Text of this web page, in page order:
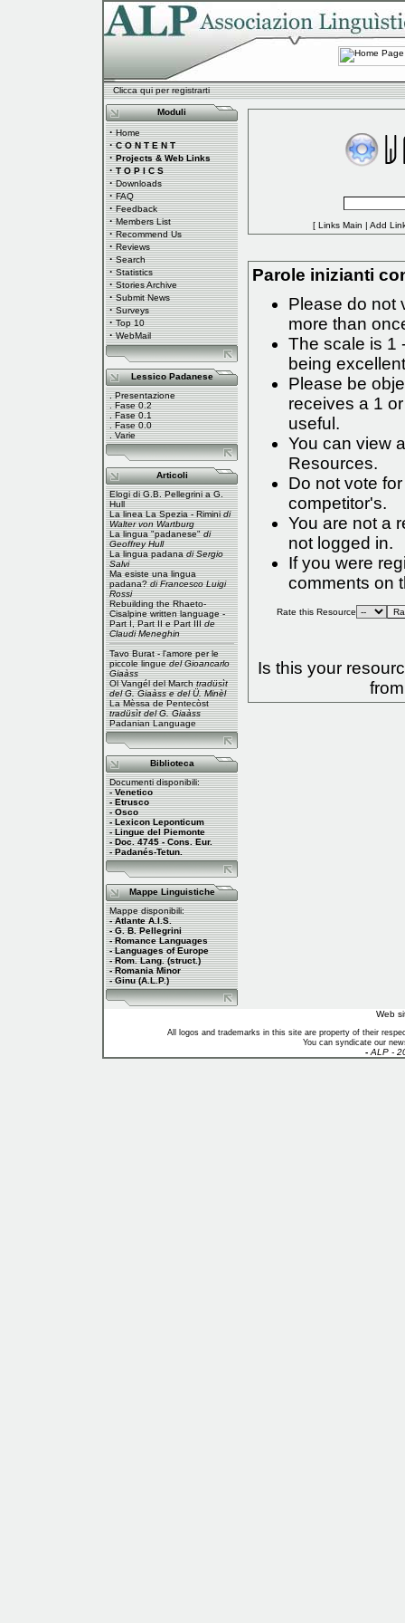
Clicca qui per registrarti
Moduli
· Home
· C O N T E N T
· Projects & Web Links
· T O P I C S
· Downloads
· FAQ
· Feedback
· Members List
· Recommend Us
· Reviews
· Search
· Statistics
· Stories Archive
· Submit News
· Surveys
· Top 10
· WebMail
Lessico Padanese
.Presentazione
.Fase 0.2
.Fase 0.1
.Fase 0.0
.Varie
Articoli
Elogi di G.B. Pellegrini a G.
Hull
La linea La Spezia - Rimini di
Walter von Wartburg
La lingua "padanese" di
Geoffrey Hull
La lingua padana di Sergio
Salvi
Ma esiste una lingua
padana? di Francesco Luigi
Rossi
Rebuilding the Rhaeto-
Cisalpine written language -
Part I,Part IIePart III de
Claudi Meneghin
Tavo Burat - l'amore per le
piccole linguedel Gioancarlo
Giaàss
Ol Vangél del March tradüsìt
del G. Giaàss e del Ü. Minèl
La Mèssa de Pentecòst
tradüsìt del G. Giaàss
Padanian Language
Biblioteca
Documenti disponibili:
- Venetico
- Etrusco
- Osco
- Lexicon Leponticum
- Lingue del Piemonte
- Doc. 4745 - Cons. Eur.
- Padanés-Tetun.
Mappe Linguistiche
Mappe disponibili:
- Atlante A.I.S.
- G. B. Pellegrini
- Romance Languages
- Languages of Europe
- Rom. Lang. (struct.)
- Romania Minor
- Ginu (A.L.P.)
[ Links Main | Add
Parole inizianti
Please do not
more than
The scale is 1
being
Please be
receives a 1
useful.
You can view
Resources.
Do not vote
competitor's.
You are not a
not logged in.
If you were
comments on
Rate this Resource
Is this your
Web
All logos and trademarks in this site are property of their
You can syndicate our
- ALP -